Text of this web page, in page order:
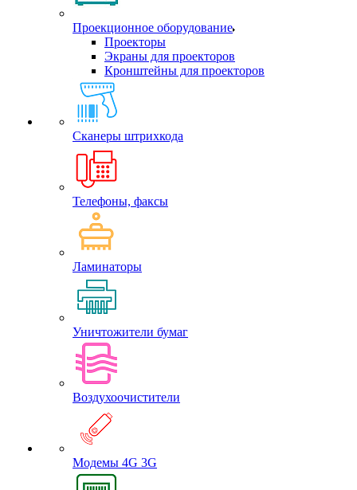
Проекционное оборудование
Проекторы
Экраны для проекторов
Кронштейны для проекторов
Сканеры штрихкода
Телефоны, факсы
Ламинаторы
Уничтожители бумаг
Воздухоочистители
Модемы 4G 3G